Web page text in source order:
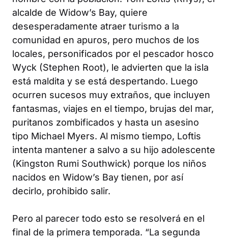
alcalde de Widow’s Bay, quiere
desesperadamente atraer turismo a la
comunidad en apuros, pero muchos de los
locales, personificados por el pescador hosco
Wyck (Stephen Root), le advierten que la isla
está maldita y se está despertando. Luego
ocurren sucesos muy extraños, que incluyen
fantasmas, viajes en el tiempo, brujas del mar,
puritanos zombificados y hasta un asesino
tipo Michael Myers. Al mismo tiempo, Loftis
intenta mantener a salvo a su hijo adolescente
(Kingston Rumi Southwick) porque los niños
nacidos en Widow’s Bay tienen, por así
decirlo, prohibido salir.
Pero al parecer todo esto se resolverá en el
final de la primera temporada. “La segunda